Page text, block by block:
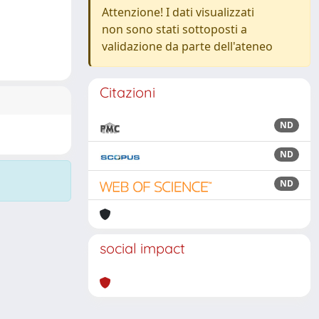
Attenzione! I dati visualizzati
non sono stati sottoposti a
validazione da parte dell'ateneo
Citazioni
ND
ND
ND
social impact